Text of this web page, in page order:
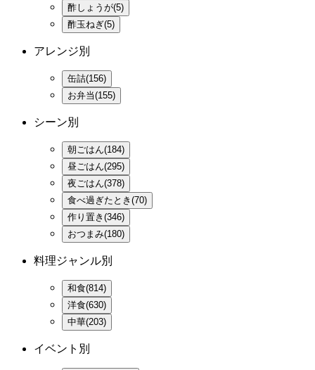
酢しょうが(5)
酢玉ねぎ(5)
アレンジ別
缶詰(156)
お弁当(155)
シーン別
朝ごはん(184)
昼ごはん(295)
夜ごはん(378)
食べ過ぎたとき(70)
作り置き(346)
おつまみ(180)
料理ジャンル別
和食(814)
洋食(630)
中華(203)
イベント別